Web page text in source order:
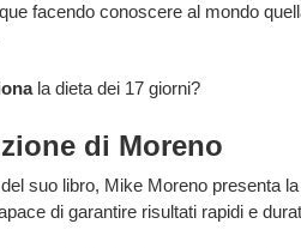
facendo conoscere al mondo
la dieta dei 17 giorni?
di Moreno
suo libro, Mike Moreno presenta la
di garantire risultati rapidi e